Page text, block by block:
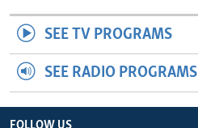
SEE TV PROGRAMS
SEE RADIO PROGRAMS